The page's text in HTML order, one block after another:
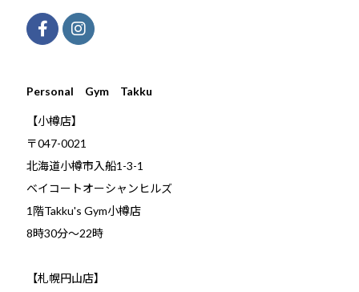
Personal Gym Takku
【小樽店】
〒047-0021
北海道小樽市入船1-3-1
ベイコートオーシャンヒルズ
1階Takku's Gym小樽店
​8時30分～22時
【札幌円山店】